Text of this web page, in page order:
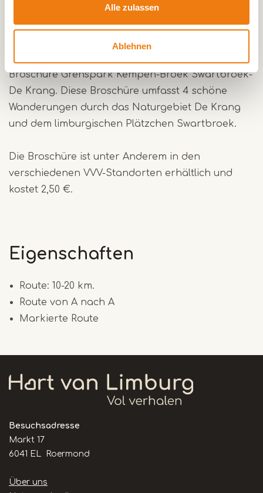
Alle zulassen
Ablehnen
vorhandenen Tierwelt. Hunde sind angeleint
willkommen.
Broschüre Grenspark Kempen-Broek Swartbroek-
De Krang. Diese Broschüre umfasst 4 schöne
Wanderungen durch das Naturgebiet De Krang
und dem limburgischen Plätzchen Swartbroek.
Die Broschüre ist unter Anderem in den
verschiedenen VVV-Standorten erhältlich und
kostet 2,50 €.
Eigenschaften
Route: 10-20 km.
Route von A nach A
Markierte Route
Besuchsadresse
Markt 17
6041 EL Roermond
Handige
Über uns